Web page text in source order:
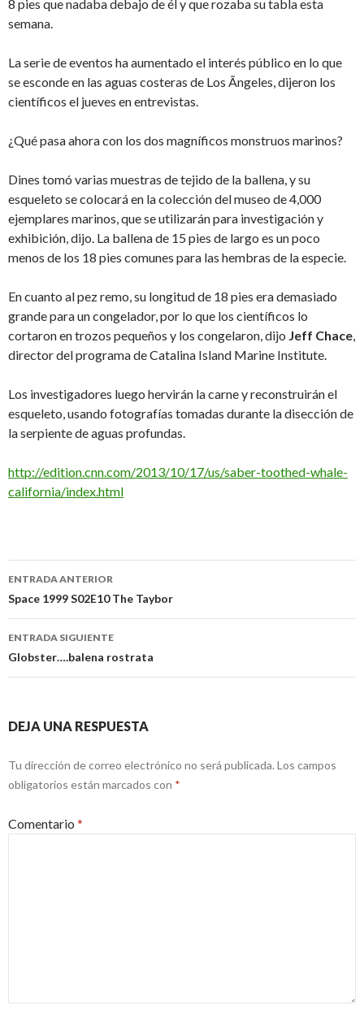
8 pies que nadaba debajo de él y que rozaba su tabla esta
semana.
La serie de eventos ha aumentado el interés público en lo que
se esconde en las aguas costeras de Los Ãngeles, dijeron los
científicos el jueves en entrevistas.
¿Qué pasa ahora con los dos magníficos monstruos marinos?
Dines tomó varias muestras de tejido de la ballena, y su
esqueleto se colocará en la colección del museo de 4,000
ejemplares marinos, que se utilizarán para investigación y
exhibición, dijo. La ballena de 15 pies de largo es un poco
menos de los 18 pies comunes para las hembras de la especie.
En cuanto al pez remo, su longitud de 18 pies era demasiado
grande para un congelador, por lo que los científicos lo
cortaron en trozos pequeños y los congelaron, dijo Jeff Chace,
director del programa de Catalina Island Marine Institute.
Los investigadores luego hervirán la carne y reconstruirán el
esqueleto, usando fotografías tomadas durante la disección de
la serpiente de aguas profundas.
http://edition.cnn.com/2013/10/17/us/saber-toothed-whale-
california/index.html
Navegación
de
entradas
ENTRADA ANTERIOR
Space 1999 S02E10 The Taybor
ENTRADA SIGUIENTE
Globster….balena rostrata
DEJA UNA RESPUESTA
Tu dirección de correo electrónico no será publicada. Los campos
obligatorios están marcados con *
Comentario *